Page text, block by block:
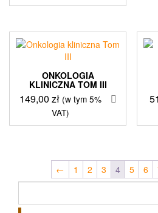
ONKOLOGIA
KLINICZNA TOM III
149,00 zł (w tym 5%
VAT)
← 1 2 3 4 5 6